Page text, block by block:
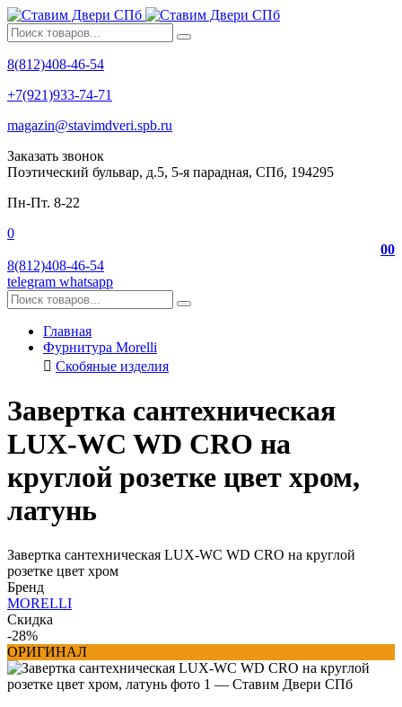
8(812)408-46-54
+7(921)933-74-71
magazin@stavimdveri.spb.ru
Заказать звонок
Поэтический бульвар, д.5, 5-я парадная, СПб, 194295
Пн-Пт. 8-22
0
00
8(812)408-46-54
telegram whatsapp
Главная
Фурнитура Morelli
Скобяные изделия
Завертка сантехническая
LUX-WC WD CRO на
круглой розетке цвет хром,
латунь
Завертка сантехническая LUX-WC WD CRO на круглой
розетке цвет хром
Бренд
MORELLI
Скидка
-28%
ОРИГИНАЛ